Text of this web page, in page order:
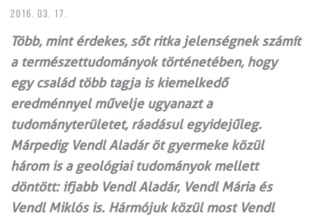
2016. 03. 17.
Több, mint érdekes, sőt ritka jelenségnek számít
a természettudományok történetében, hogy
egy család több tagja is kiemelkedő
eredménnyel művelje ugyanazt a
tudományterületet, ráadásul egyidejűleg.
Márpedig Vendl Aladár öt gyermeke közül
három is a geológiai tudományok mellett
döntött: ifjabb Vendl Aladár, Vendl Mária és
Vendl Miklós is. Hármójuk közül most Vendl